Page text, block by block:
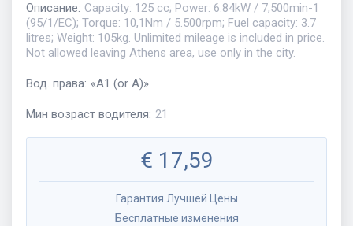
Описание: Capacity: 125 cc; Power: 6.84kW / 7,500min-1
(95/1/EC); Torque: 10,1Nm / 5.500rpm; Fuel capacity: 3.7
litres; Weight: 105kg. Unlimited mileage is included in price.
Not allowed leaving Athens area, use only in the city.
Вод. права: «A1 (or A)»
Мин возраст водителя: 21
€ 17,59
Гарантия Лучшей Цены
Бесплатные изменения